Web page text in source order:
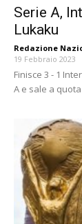
Serie A,
Lukaku
Redazione
19 Febbraio 2023
Finisce 3 - 1
A e sale a